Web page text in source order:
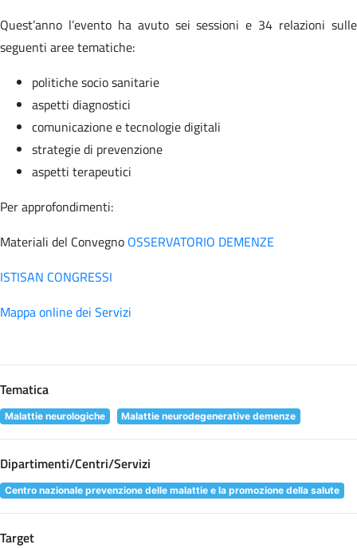
Quest’anno l’evento ha avuto sei sessioni e 34 relazioni sulle
seguenti aree tematiche:
politiche socio sanitarie
aspetti diagnostici
comunicazione e tecnologie digitali
strategie di prevenzione
aspetti terapeutici
Per approfondimenti:
Materiali del Convegno OSSERVATORIO DEMENZE
ISTISAN CONGRESSI
Mappa online dei Servizi
Tematica
Malattie neurologiche Malattie neurodegenerative demenze
Dipartimenti/Centri/Servizi
Centro nazionale prevenzione delle malattie e la promozione della salute
Target